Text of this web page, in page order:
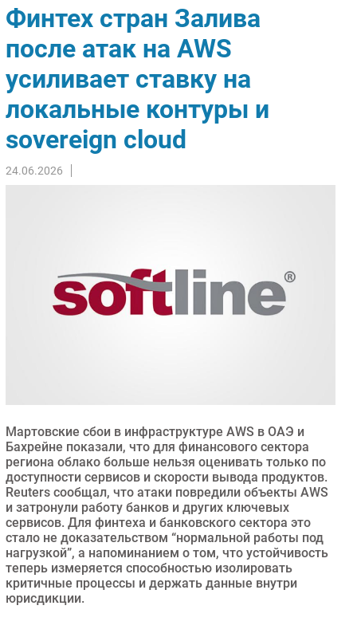
Импорто­замещение
Автоматизация Промышленности
Интернет
Фиксированная связь
Интеграция
Рынок ПК
Маркетинг
Outsourcing
Кадры
Регулирование
Инновации
CIO/Управление ИТ
Гаджеты
Здоровье
РАЗДЕЛЫ
Новости
Аналитика
Интервью
Финтех стран Залива
после атак на AWS
усиливает ставку на
локальные контуры и
sovereign cloud
24.06.2026
Мартовские сбои в инфраструктуре AWS в ОАЭ и
Бахрейне показали, что для финансового сектора
региона облако больше нельзя оценивать только по
доступности сервисов и скорости вывода продуктов.
Reuters сообщал, что атаки повредили объекты AWS
и затронули работу банков и других ключевых
сервисов. Для финтеха и банковского сектора это
стало не доказательством “нормальной работы под
нагрузкой”, а напоминанием о том, что устойчивость
теперь измеряется способностью изолировать
критичные процессы и держать данные внутри
юрисдикции.